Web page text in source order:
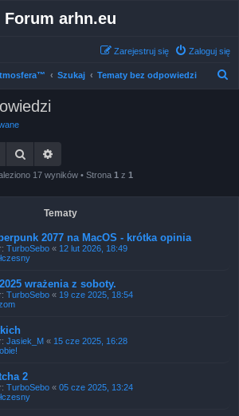
Forum arhn.eu
Zaloguj się
Zarejestruj się
Szukaj Tematy bez odpowiedzi
Szukaj
17 wyników • Strona 1 z 1
Tematy
2077 na MacOS - krótka opinia
TurboSebo « 12 lut 2026, 18:49
wrażenia z soboty.
TurboSebo « 19 cze 2025, 18:54
Jasiek_M « 15 cze 2025, 16:28
2
TurboSebo « 05 cze 2025, 13:24